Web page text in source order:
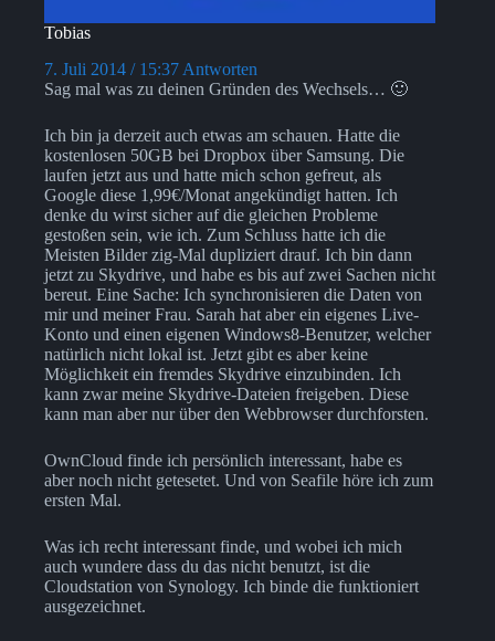
Tobias
7. Juli 2014 / 15:37 Antworten
Sag mal was zu deinen Gründen des Wechsels… 🙂
Ich bin ja derzeit auch etwas am schauen. Hatte die
kostenlosen 50GB bei Dropbox über Samsung. Die
laufen jetzt aus und hatte mich schon gefreut, als
Google diese 1,99€/Monat angekündigt hatten. Ich
denke du wirst sicher auf die gleichen Probleme
gestoßen sein, wie ich. Zum Schluss hatte ich die
Meisten Bilder zig-Mal dupliziert drauf. Ich bin dann
jetzt zu Skydrive, und habe es bis auf zwei Sachen nicht
bereut. Eine Sache: Ich synchronisieren die Daten von
mir und meiner Frau. Sarah hat aber ein eigenes Live-
Konto und einen eigenen Windows8-Benutzer, welcher
natürlich nicht lokal ist. Jetzt gibt es aber keine
Möglichkeit ein fremdes Skydrive einzubinden. Ich
kann zwar meine Skydrive-Dateien freigeben. Diese
kann man aber nur über den Webbrowser durchforsten.
OwnCloud finde ich persönlich interessant, habe es
aber noch nicht getesetet. Und von Seafile höre ich zum
ersten Mal.
Was ich recht interessant finde, und wobei ich mich
auch wundere dass du das nicht benutzt, ist die
Cloudstation von Synology. Ich binde die funktioniert
ausgezeichnet.